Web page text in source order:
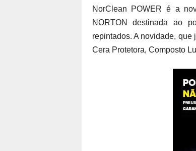
NorClean POWER é a
NORTON destinada ao
repintados. A novidade,
Cera Protetora, Composto